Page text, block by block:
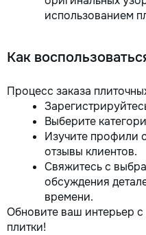
использованием
Как
Процесс заказа
Выберите
Изучите профили
отзывы клиентов.
Свяжитесь с
обсуждения
времени.
Обновите ваш интерьер
плитки!